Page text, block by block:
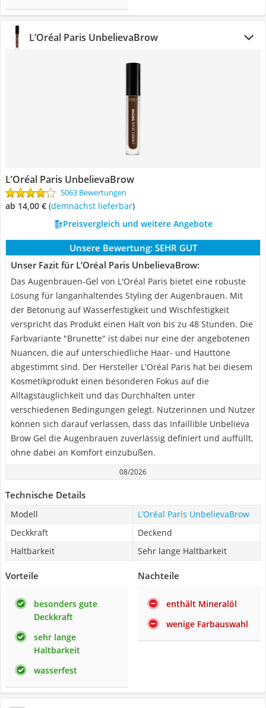
L’Oréal Paris UnbelievaBrow
L’Oréal Paris UnbelievaBrow
5063 Bewertungen
ab 14,00 € ( Demnächst lieferbar)
Preisvergleich und weitere Angebote
Unsere Bewertung: SEHR GUT
Unser Fazit für L’Oréal Paris UnbelievaBrow:
Das Augenbrauen-Gel von L'Oréal Paris bietet eine robuste
Lösung für langanhaltendes Styling der Augenbrauen. Mit
der Betonung auf Wasserfestigkeit und Wischfestigkeit
verspricht das Produkt einen Halt von bis zu 48 Stunden. Die
Farbvariante "Brunette" ist dabei nur eine der angebotenen
Nuancen, die auf unterschiedliche Haar- und Hauttöne
abgestimmt sind. Der Hersteller L'Oréal Paris hat bei diesem
Kosmetikprodukt einen besonderen Fokus auf die
Alltagstauglichkeit und das Durchhalten unter
verschiedenen Bedingungen gelegt. Nutzerinnen und Nutzer
können sich darauf verlassen, dass das Infaillible Unbelieva
Brow Gel die Augenbrauen zuverlässig definiert und auffüllt,
ohne dabei an Komfort einzubüßen.
08/2026
Technische Details
Modell
L’Oréal Paris UnbelievaBrow
Deckkraft
Deckend
Haltbarkeit
Sehr lange Haltbarkeit
Vorteile
besonders gute
Deckkraft
sehr lange
Haltbarkeit
wasserfest
Nachteile
enthält Mineralöl
wenige Farbauswahl